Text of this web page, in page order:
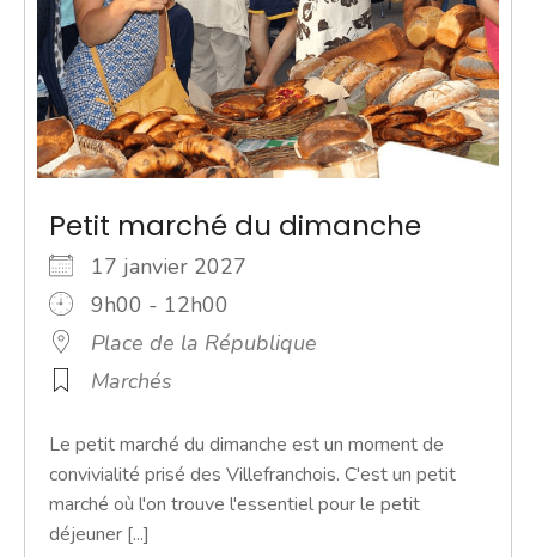
Petit marché du dimanche
17 janvier 2027
9h00 - 12h00
Place de la République
Marchés
Le petit marché du dimanche est un moment de
convivialité prisé des Villefranchois. C'est un petit
marché où l'on trouve l'essentiel pour le petit
déjeuner [...]